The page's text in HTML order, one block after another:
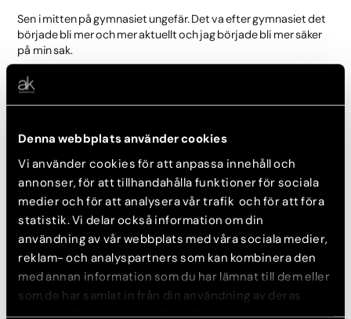
Denna webbplats använder cookies
Vi använder cookies för att anpassa innehåll och
annonser, för att tillhandahålla funktioner för sociala
medier och för att analysera vår trafik och för att föra
statistik. Vi delar också information om din
användning av vår webbplats med våra sociala medier,
reklam- och analyspartners som kan kombinera den
med annan information som du har lämnat till dem eller
som de har samlat in från din användning av deras
tjänster. Nedan kan du välja vilka kategorier du
Sen i mitten på gymnasiet ungefär. Det va efter gymnasiet det
började bli mer och mer aktuellt och jag började bli mer säker
på min sak.
3. Hur har det påverkat dig att inte
Det har varit jättejobbigt. Att stå framför spegeln och gråta?
Ingen ska behöva känna så. Att hela tiden få höra ”du är fin som
du är” men aldrig någonsin kunnat ta in det och känna det själv.
4. Var du nervös inför ingreppet, om ja
– hur känns det nu i efterhand?
Jättenervös! Det va min första sövning och operation. Men
redan efter konsultationen visste jag att jag hade valt rätt. Och